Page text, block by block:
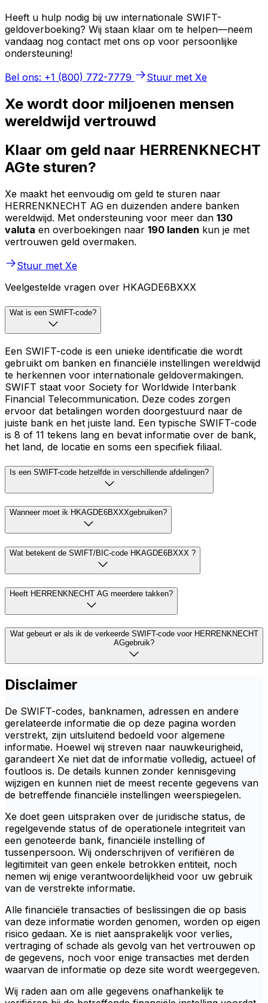
Heeft u hulp nodig bij uw internationale SWIFT-
geldoverboeking? Wij staan klaar om te helpen—neem
vandaag nog contact met ons op voor persoonlijke
ondersteuning!
Bel ons: +1 (800) 772-7779
Stuur met Xe
Xe wordt door miljoenen mensen
wereldwijd vertrouwd
Klaar om geld naar HERRENKNECHT
AGte sturen?
Xe maakt het eenvoudig om geld te sturen naar
HERRENKNECHT AG en duizenden andere banken
wereldwijd. Met ondersteuning voor meer dan 130
valuta en overboekingen naar 190 landen kun je met
vertrouwen geld overmaken.
Stuur met Xe
Veelgestelde vragen over HKAGDE6BXXX
Wat is een SWIFT-code?
Een SWIFT-code is een unieke identificatie die wordt
gebruikt om banken en financiële instellingen wereldwijd
te herkennen voor internationale geldovermakingen.
SWIFT staat voor Society for Worldwide Interbank
Financial Telecommunication. Deze codes zorgen
ervoor dat betalingen worden doorgestuurd naar de
juiste bank en het juiste land. Een typische SWIFT-code
is 8 of 11 tekens lang en bevat informatie over de bank,
het land, de locatie en soms een specifiek filiaal.
Is een SWIFT-code hetzelfde in verschillende afdelingen?
Wanneer moet ik HKAGDE6BXXXgebruiken?
Wat betekent de SWIFT/BIC-code HKAGDE6BXXX ?
Heeft HERRENKNECHT AG meerdere takken?
Wat gebeurt er als ik de verkeerde SWIFT-code voor HERRENKNECHT
AGgebruik?
Disclaimer
De SWIFT-codes, banknamen, adressen en andere
gerelateerde informatie die op deze pagina worden
verstrekt, zijn uitsluitend bedoeld voor algemene
informatie. Hoewel wij streven naar nauwkeurigheid,
garandeert Xe niet dat de informatie volledig, actueel of
foutloos is. De details kunnen zonder kennisgeving
wijzigen en kunnen niet de meest recente gegevens van
de betreffende financiële instellingen weerspiegelen.
Xe doet geen uitspraken over de juridische status, de
regelgevende status of de operationele integriteit van
een genoteerde bank, financiële instelling of
tussenpersoon. Wij onderschrijven of verifiëren de
legitimiteit van geen enkele betrokken entiteit, noch
nemen wij enige verantwoordelijkheid voor uw gebruik
van de verstrekte informatie.
Alle financiële transacties of beslissingen die op basis
van deze informatie worden genomen, worden op eigen
risico gedaan. Xe is niet aansprakelijk voor verlies,
vertraging of schade als gevolg van het vertrouwen op
de gegevens, noch voor enige transacties met derden
waarvan de informatie op deze site wordt weergegeven.
Wij raden aan om alle gegevens onafhankelijk te